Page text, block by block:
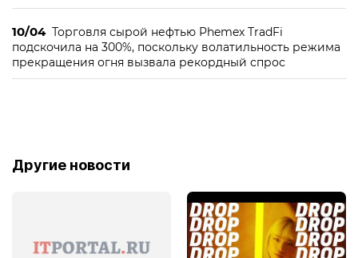
10/04 Торговля сырой нефтью Phemex TradFi
подскочила на 300%, поскольку волатильность режима
прекращения огня вызвала рекордный спрос
Другие новости